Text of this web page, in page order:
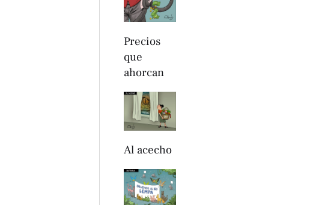
Precios
que
ahorcan
Al acecho